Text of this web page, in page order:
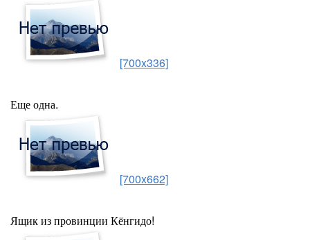
[700x336]
Еще одна.
[700x662]
Ящик из провинции Кёнгидо!